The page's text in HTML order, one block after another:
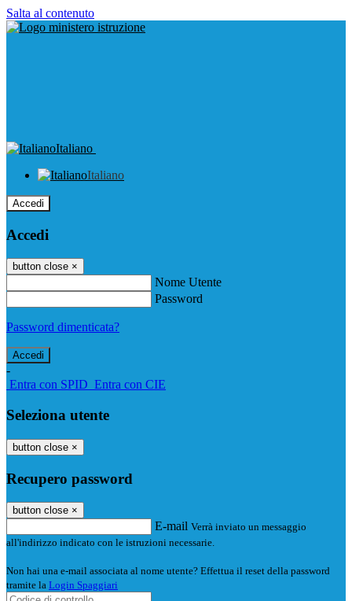
Salta al contenuto
Italiano
Italiano
Accedi
Accedi
button close ×
Nome Utente
Password
Password dimenticata?
-
Entra con SPID Entra con CIE
Seleziona utente
button close ×
Recupero password
button close ×
E-mail Verrà inviato un messaggio
all'indirizzo indicato con le istruzioni necessarie.
Non hai una e-mail associata al nome utente? Effettua il reset della password
tramite la Login Spaggiari